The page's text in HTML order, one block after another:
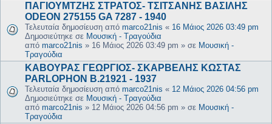
ΠΑΓΙΟΥΜΤΖΗΣ ΣΤΡΑΤΟΣ- ΤΣΙΤΣΑΝΗΣ ΒΑΣΙΛΗΣ
ODEON 275155 GA 7287 - 1940
Τελευταία δημοσίευση από marco21nis « 16 Μάιος 2026 03:49 pm
Δημοσιεύτηκε σε Μουσική - Τραγούδια
από marco21nis » 16 Μάιος 2026 03:49 pm » σε Μουσική -
Τραγούδια
ΚΑΒΟΥΡΑΣ ΓΕΩΡΓΙΟΣ- ΣΚΑΡΒΕΛΗΣ ΚΩΣΤΑΣ
PARLOPHON B.21921 - 1937
Τελευταία δημοσίευση από marco21nis « 12 Μάιος 2026 04:56 pm
Δημοσιεύτηκε σε Μουσική - Τραγούδια
από marco21nis » 12 Μάιος 2026 04:56 pm » σε Μουσική -
Τραγούδια